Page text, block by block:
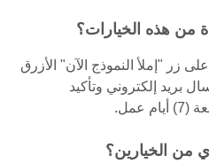
من هذه الخيارات؟
زر "إملأ النموذج الآن" الأزرق
بريد إلكتروني وتأكيد
عمل.
من الخيارين؟